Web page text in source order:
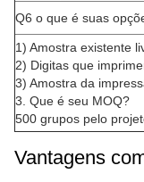
Q6 o que é suas
1) Amostra existente
2) Digitas que
3) Amostra da
3. Que é seu MOQ?
500 grupos pelo
Vantagens